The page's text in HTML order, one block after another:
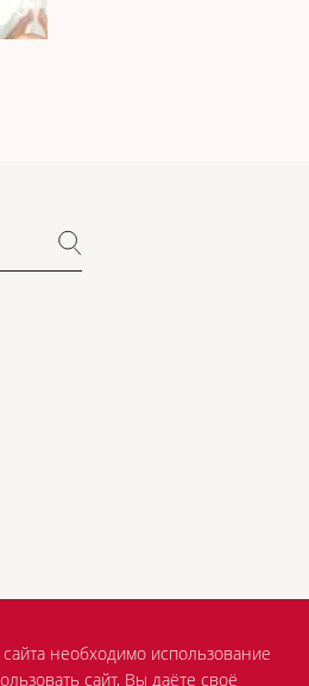
необходимо использование
сайт, Вы даёте своё